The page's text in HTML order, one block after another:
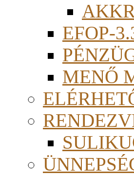
EFOP-
MENŐ